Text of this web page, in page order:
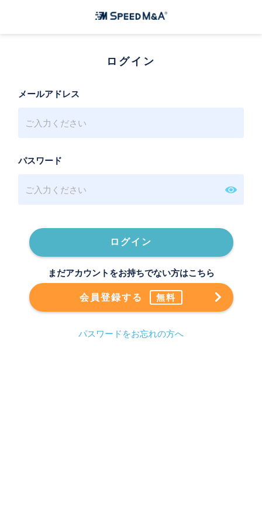
ログイン
メールアドレス
パスワード
ログイン
まだアカウントをお持ちでない方はこちら
会員登録する 無料
パスワードをお忘れの方へ